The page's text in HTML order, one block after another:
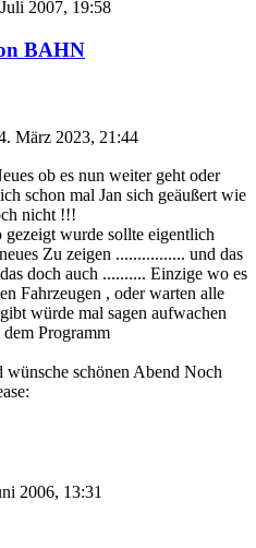
2007, 19:58
BAHN
März 2023, 21:44
ob es nun weiter geht oder
schon mal Jan sich geäußert wie
nicht !!!
wurde sollte eigentlich
Zu zeigen ................ und das
doch auch .......... Einzige wo es
Fahrzeugen , oder warten alle
würde mal sagen aufwachen
Programm
schönen Abend Noch
2006, 13:31